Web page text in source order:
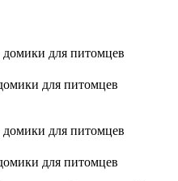
для питомцев
для питомцев